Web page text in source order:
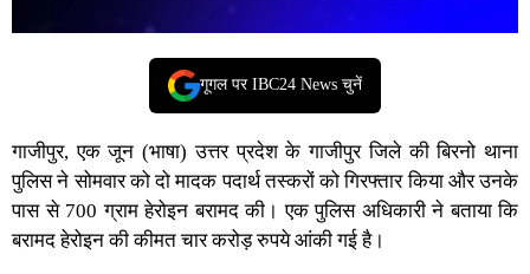
गूगल पर IBC24 News चुनें
गाजीपुर, एक जून (भाषा) उत्तर प्रदेश के गाजीपुर जिले की बिरनो थाना
पुलिस ने सोमवार को दो मादक पदार्थ तस्करों को गिरफ्तार किया और उनके
पास से 700 ग्राम हेरोइन बरामद की। एक पुलिस अधिकारी ने बताया कि
बरामद हेरोइन की कीमत चार करोड़ रुपये आंकी गई ह‍ै।